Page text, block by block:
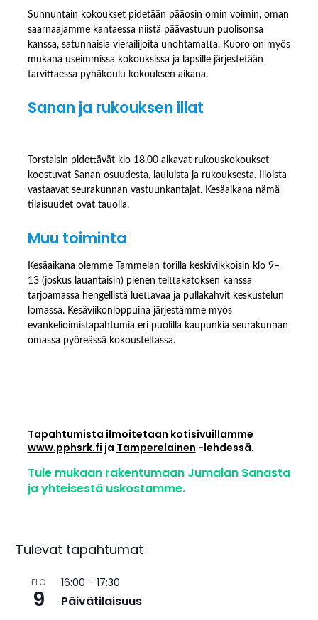
Sunnuntain kokoukset pidetään pääosin omin voimin, oman
saarnaajamme kantaessa niistä päävastuun puolisonsa
kanssa, satunnaisia vierailijoita unohtamatta. Kuoro on myös
mukana useimmissa kokouksissa ja lapsille järjestetään
tarvittaessa pyhäkoulu kokouksen aikana.
Sanan ja rukouksen illat
Torstaisin pidettävät klo 18.00 alkavat rukouskokoukset
koostuvat Sanan osuudesta, lauluista ja rukouksesta. Illoista
vastaavat seurakunnan vastuunkantajat. Kesäaikana nämä
tilaisuudet ovat tauolla.
Muu toiminta
Kesäaikana olemme Tammelan torilla keskiviikkoisin klo 9–
13 (joskus lauantaisin) pienen telttakatoksen kanssa
tarjoamassa hengellistä luettavaa ja pullakahvit keskustelun
lomassa. Kesäviikonloppuina järjestämme myös
evankelioimistapahtumia eri puolilla kaupunkia seurakunnan
omassa pyöreässä kokousteltassa.
Tapahtumista ilmoitetaan kotisivuillamme
www.pphsrk.fi ja Tamperelainen -lehdessä.
Tule mukaan rakentumaan Jumalan Sanasta
ja yhteisestä uskostamme.
Tulevat tapahtumat
ELO
9
16:00 -17:30
Päivätilaisuus